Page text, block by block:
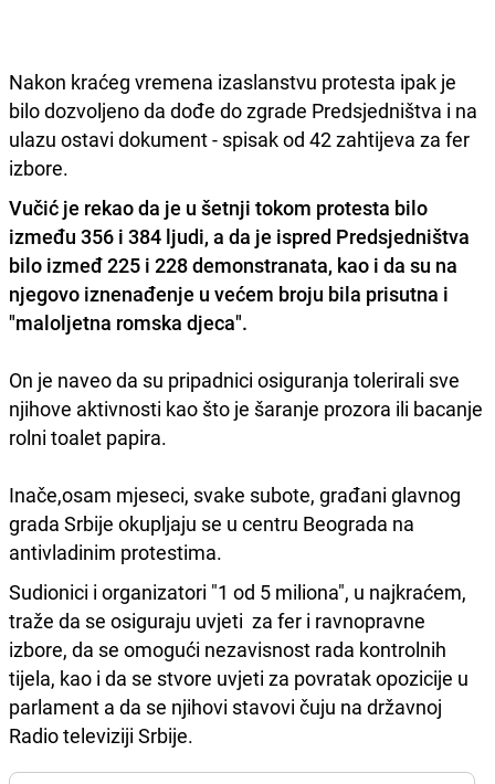
Nakon kraćeg vremena izaslanstvu protesta ipak je
bilo dozvoljeno da dođe do zgrade Predsjedništva i na
ulazu ostavi dokument - spisak od 42 zahtijeva za fer
izbore.
Vučić je rekao da je u šetnji tokom protesta bilo
između 356 i 384 ljudi, a da je ispred Predsjedništva
bilo izmeđ 225 i 228 demonstranata, kao i da su na
njegovo iznenađenje u većem broju bila prisutna i
"maloljetna romska djeca".
On je naveo da su pripadnici osiguranja tolerirali sve
njihove aktivnosti kao što je šaranje prozora ili bacanje
rolni toalet papira.
Inače,osam mjeseci, svake subote, građani glavnog
grada Srbije okupljaju se u centru Beograda na
antivladinim protestima.
Sudionici i organizatori "1 od 5 miliona", u najkraćem,
traže da se osiguraju uvjeti za fer i ravnopravne
izbore, da se omogući nezavisnost rada kontrolnih
tijela, kao i da se stvore uvjeti za povratak opozicije u
parlament a da se njihovi stavovi čuju na državnoj
Radio televiziji Srbije.